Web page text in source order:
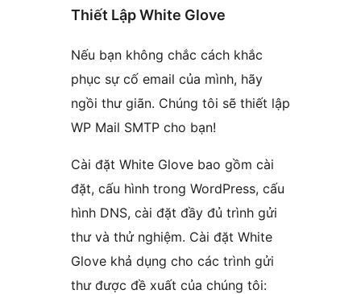
Thiết Lập White Glove
Nếu bạn không chắc cách khắc
phục sự cố email của mình, hãy
ngồi thư giãn. Chúng tôi sẽ thiết lập
WP Mail SMTP cho bạn!
Cài đặt White Glove bao gồm cài
đặt, cấu hình trong WordPress, cấu
hình DNS, cài đặt đầy đủ trình gửi
thư và thử nghiệm. Cài đặt White
Glove khả dụng cho các trình gửi
thư được đề xuất của chúng tôi: